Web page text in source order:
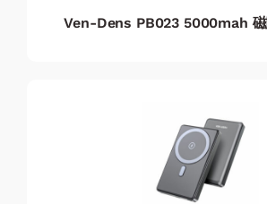
Ven-Dens PB023 5000mah